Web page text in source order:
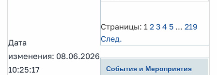
Дата
изменения: 08.06.2026
10:25:17
Страницы: 1 2 3 4 5 ... 219
След.
События и Мероприятия